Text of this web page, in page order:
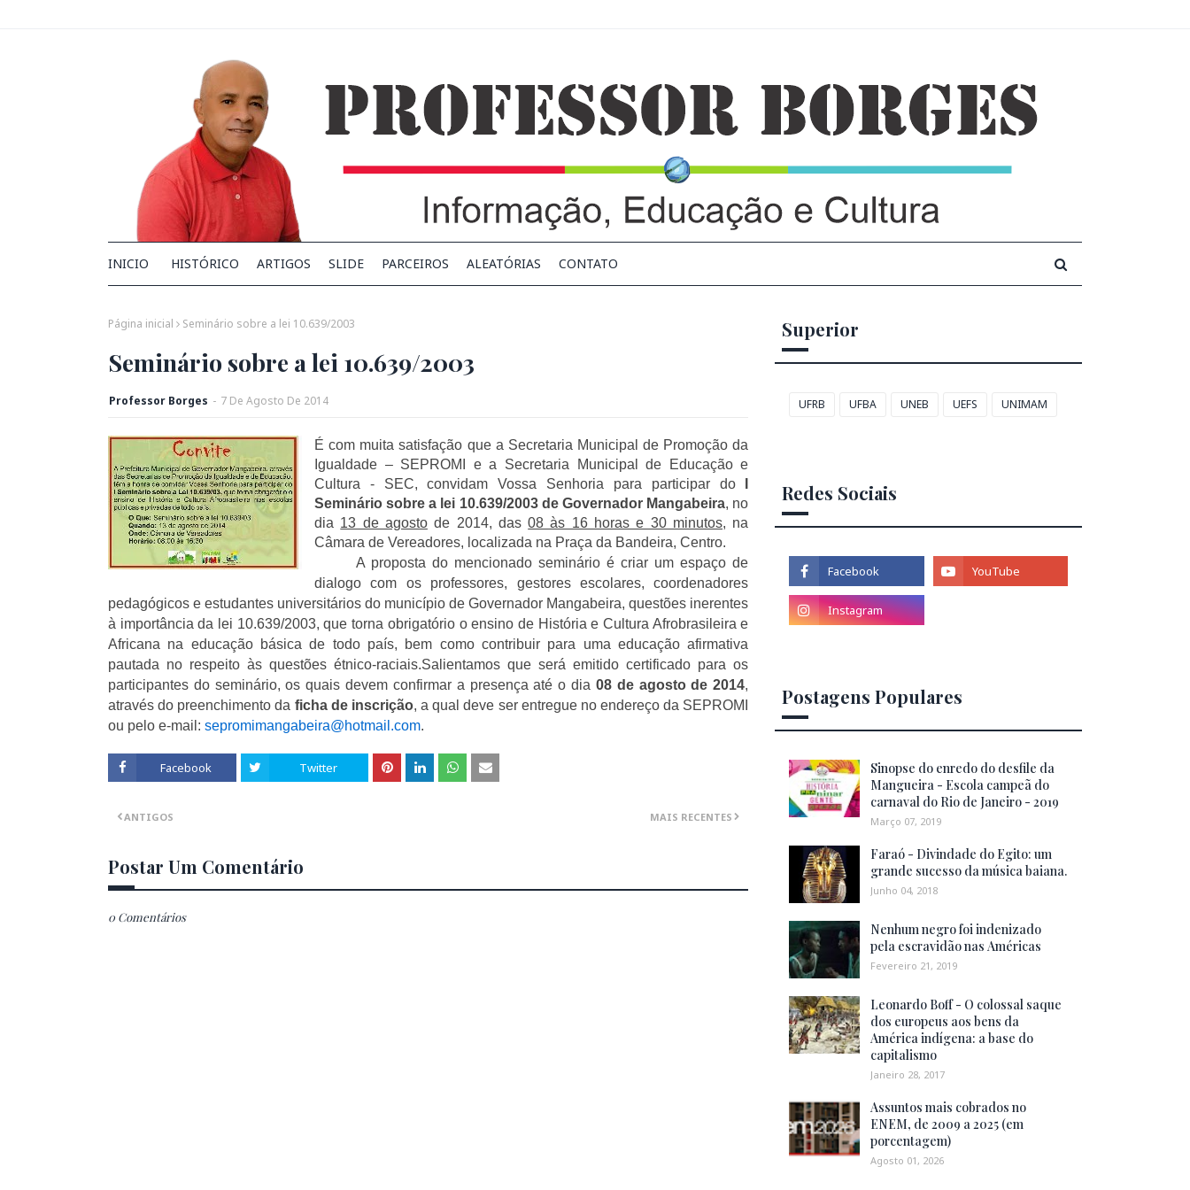
INICIO HISTÓRICO ARTIGOS SLIDE PARCEIROS ALEATÓRIAS CONTATO
Página inicial Seminário sobre a lei 10.639/2003
Seminário sobre a lei 10.639/2003
Professor Borges - 7 De Agosto De 2014
É com muita satisfação que a Secretaria Municipal de Promoção da
Igualdade – SEPROMI e a Secretaria Municipal de Educação e
Cultura - SEC, convidam Vossa Senhoria para participar do
Seminário sobre a lei 10.639/2003 de Governador Mangabeira, no
dia 13 de agostode 2014, das08 às 16 horas e 30 minutos, na
Câmara de Vereadores, localizada na Praça da Bandeira, Centro.
A proposta do mencionado seminário é criar um espaço de
dialogo com os professores, gestores escolares, coordenadores
pedagógicos e estudantes universitários do município de Governador Mangabeira, questões inerentes
à importância da lei 10.639/2003, que torna obrigatório o ensino de História e Cultura Afrobrasileira e
Africana na educação básica de todo país, bem como contribuir para uma educação afirmativa
pautada no respeito às questões étnico-raciais.Salientamos que será emitido certificado para os
participantes do seminário, os quais devem confirmar a presença até o dia 08 de agosto de 2014,
através do preenchimento da ficha de inscrição, a qual deve ser entregue no endereço da SEPROMI
ou pelo e-mail: sepromimangabeira@hotmail.com.
Facebook Twitter
MAIS RECENTES
ANTIGOS
Postar Um Comentário
0 Comentários
Superior
UFRB UFBA UNEB UEFS UNIMAM
Redes Sociais
Postagens Populares
Sinopse do enredo do desfile da
Mangueira - Escola campeã do
carnaval do Rio de Janeiro - 2019
Março 07, 2019
Faraó - Divindade do Egito: um
grande sucesso da música baiana.
Junho 04, 2018
Nenhum negro foi indenizado
pela escravidão nas Américas
Fevereiro 21, 2019
Leonardo Boff - O colossal saque
dos europeus aos bens da
América indígena: a base do
capitalismo
Janeiro 28, 2017
Assuntos mais cobrados no
ENEM, de 2009 a 2025 (em
porcentagem)
Agosto 01, 2026